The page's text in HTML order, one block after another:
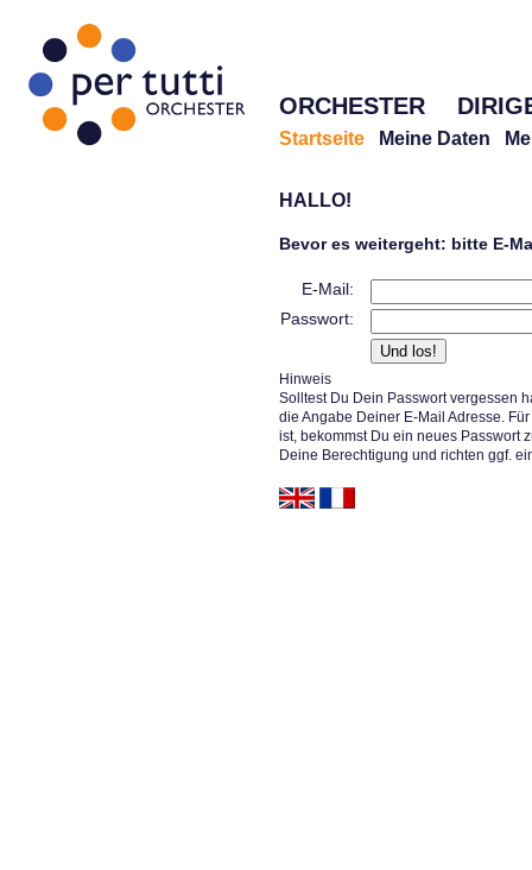
ORCHESTER
Startseite Meine Daten
HALLO!
Bevor es weitergeht: bitte E-
E-Mail:
Passwort:
Hinweis
Solltest Du Dein Passwort vergessen
die Angabe Deiner E-Mail Adresse.
ist, bekommst Du ein neues Passwort
Deine Berechtigung und richten ggf.